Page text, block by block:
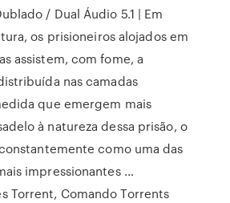
/ Dual Áudio 5.1 | Em
os prisioneiros alojados em
assistem, com fome, a
nas camadas
que emergem mais
à natureza dessa prisão, o
como uma das
impressionantes …
Torrent, Comando Torrents